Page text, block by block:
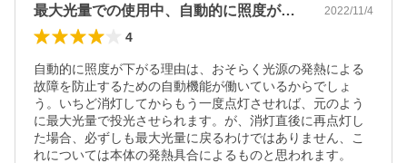
最大光量での使用中、自動的に照度が下がる 2022/11/4
4
自動的に照度が下がる理由は、おそらく光源の発熱による
故障を防止するための自動機能が働いているからでしょ
う。いちど消灯してからもう一度点灯させれば、元のよう
に最大光量で投光させられます。が、消灯直後に再点灯し
た場合、必ずしも最大光量に戻るわけではありません、こ
れについては本体の発熱具合によるものと思われます。